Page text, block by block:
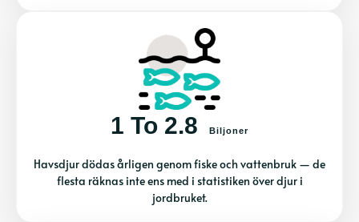
1 To 2.8 Biljoner
Havsdjur dödas årligen genom fiske och vattenbruk — de
flesta räknas inte ens med i statistiken över djur i
jordbruket.